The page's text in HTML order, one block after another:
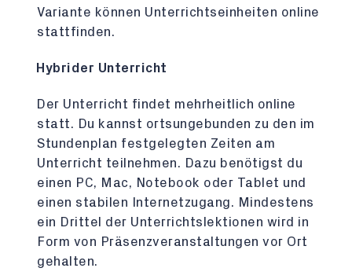
Variante können Unterrichtseinheiten online
stattfinden.
Hybrider Unterricht
Der Unterricht findet mehrheitlich online
statt. Du kannst ortsungebunden zu den im
Stundenplan festgelegten Zeiten am
Unterricht teilnehmen. Dazu benötigst du
einen PC, Mac, Notebook oder Tablet und
einen stabilen Internetzugang. Mindestens
ein Drittel der Unterrichtslektionen wird in
Form von Präsenzveranstaltungen vor Ort
gehalten.